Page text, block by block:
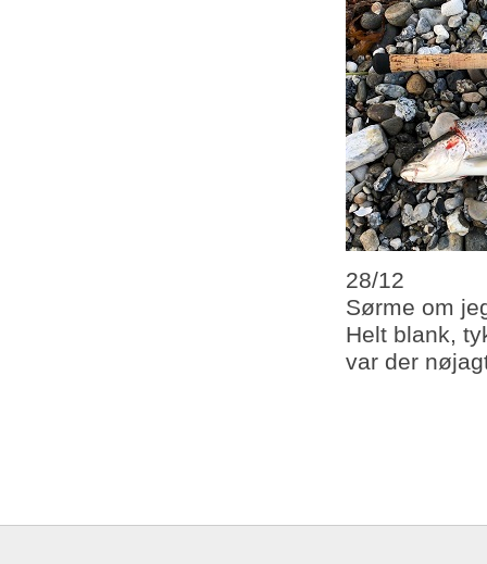
28/12
Sørme om
Helt blank,
var der